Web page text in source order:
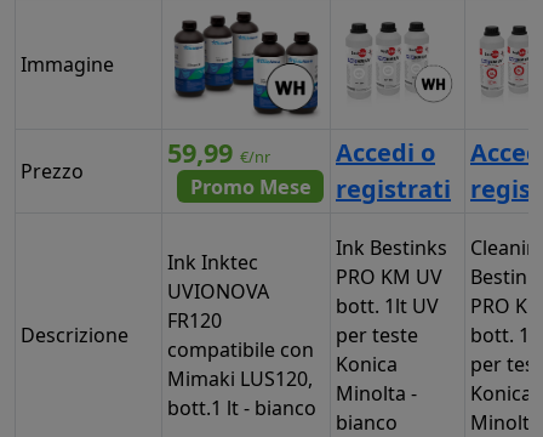
Immagine
Prezzo
59,99 €/nr
Promo Mese
Accedi o
registrati
Descrizione
Ink Inktec
UVIONOVA
FR120
compatibile con
Mimaki LUS120,
bott.1 lt - bianco
Ink Bestinks
PRO KM UV
bott. 1lt UV
per teste
Konica
Minolta -
bianco
PRO
bott.
per
Konica
Minolta